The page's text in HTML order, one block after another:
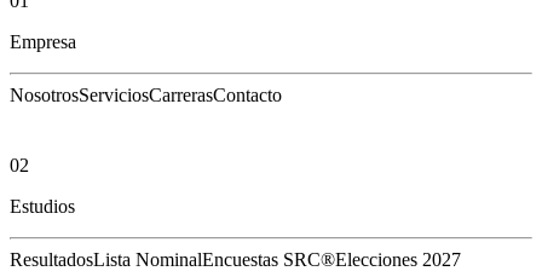
Empresa
NosotrosServiciosCarrerasContacto
02
Estudios
ResultadosLista NominalEncuestas SRC®Elecciones 2027